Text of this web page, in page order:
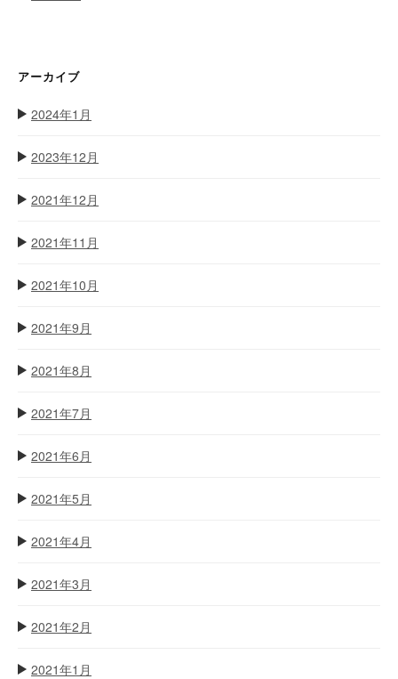
アーカイブ
2024年1月
2023年12月
2021年12月
2021年11月
2021年10月
2021年9月
2021年8月
2021年7月
2021年6月
2021年5月
2021年4月
2021年3月
2021年2月
2021年1月